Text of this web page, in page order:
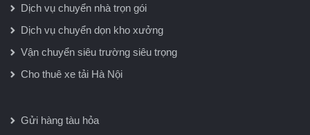
Dịch vụ chuyển nhà trọn gói
Dịch vụ chuyển dọn kho xưởng
Vận chuyển siêu trường siêu trọng
Cho thuê xe tải Hà Nội
Gửi hàng tàu hỏa